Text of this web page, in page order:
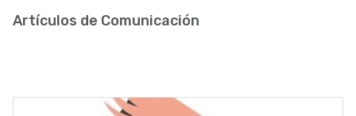
de
la
Artículos de Comunicación